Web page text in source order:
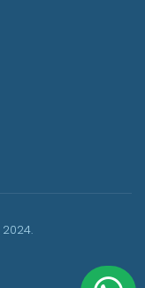
2024.